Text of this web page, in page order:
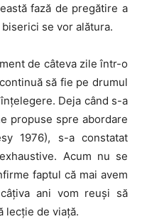
fază de pregătire a
se vor alătura.
de câteva zile într-o
să fie pe drumul
Deja când s-a
propuse spre abordare
1976), s-a constatat
Acum nu se
faptul că mai avem
ani vom reuși să
lecție de viață.